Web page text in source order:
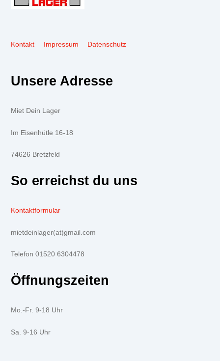
Kontakt Impressum Datenschutz
Unsere Adresse
Miet Dein Lager
Im Eisenhütle 16-18
74626 Bretzfeld
So erreichst du uns
Kontaktformular
mietdeinlager(at)gmail.com
Telefon 01520 6304478
Öffnungszeiten
Mo.-Fr. 9-18 Uhr
Sa. 9-16 Uhr